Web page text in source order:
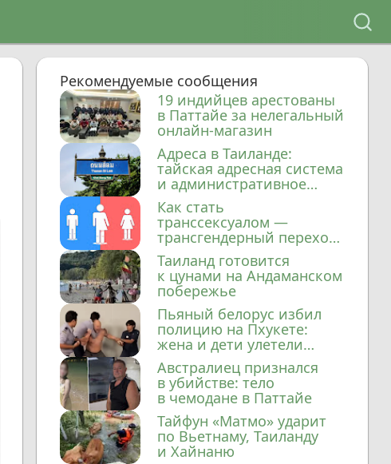
Рекомендуемые сообщения
19 индийцев арестованы
в Паттайе за нелегальный
онлайн-магазин
Адреса в Таиланде:
тайская адресная система
и административное
деление
Как стать
транссексуалом —
трансгендерный переход
в Таиланде
Таиланд готовится
к цунами на Андаманском
побережье
Пьяный белорус избил
полицию на Пхукете:
жена и дети улетели
домой
Австралиец признался
в убийстве: тело
в чемодане в Паттайе
Тайфун «Матмо» ударит
по Вьетнаму, Таиланду
и Хайнаню